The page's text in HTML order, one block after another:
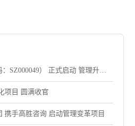
SZ000049） 正式启动 管理升级&
项目 圆满收官
携手高胜咨询 启动管理变革项目